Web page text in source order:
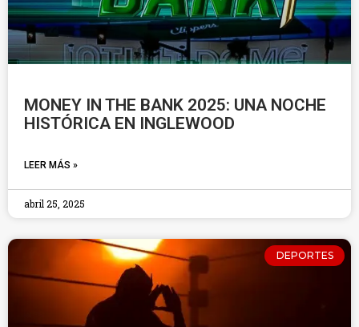
MONEY IN THE BANK 2025: UNA NOCHE
HISTÓRICA EN INGLEWOOD
LEER MÁS »
abril 25, 2025
DEPORTES